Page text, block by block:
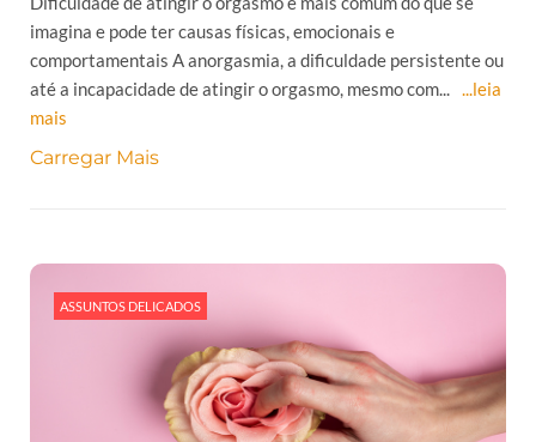
imagina e pode ter causas físicas, emocionais e
comportamentais A anorgasmia, a dificuldade persistente ou
até a incapacidade de atingir o orgasmo, mesmo com... ...leia
mais
Carregar Mais
ASSUNTOS DELICADOS